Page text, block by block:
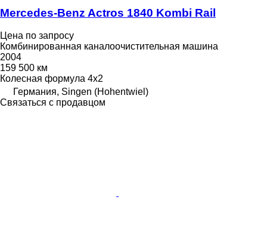
Mercedes-Benz Actros 1840 Kombi Rail
Цена по запросу
Комбинированная каналоочистительная машина
2004
159 500 км
Колесная формула 4x2
Германия, Singen (Hohentwiel)
Связаться с продавцом